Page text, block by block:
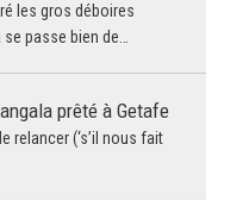
les gros déboires
passe bien de…
prêté à Getafe
relancer (‘s’il nous fait